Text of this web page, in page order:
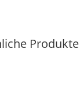
Produkte